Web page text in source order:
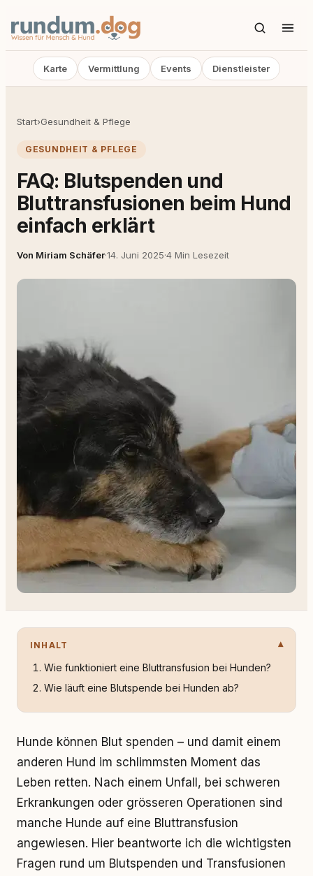
Karte Vermittlung Events Dienstleister
Start›Gesundheit & Pflege
GESUNDHEIT & PFLEGE
FAQ: Blutspenden und
Bluttransfusionen beim Hund
einfach erklärt
Von Miriam Schäfer·14. Juni 2025·4 Min Lesezeit
INHALT
Wie funktioniert eine Bluttransfusion bei Hunden?
Wie läuft eine Blutspende bei Hunden ab?
Hunde können Blut spenden – und damit einem
anderen Hund im schlimmsten Moment das
Leben retten. Nach einem Unfall, bei schweren
Erkrankungen oder grösseren Operationen sind
manche Hunde auf eine Bluttransfusion
angewiesen. Hier beantworte ich die wichtigsten
Fragen rund um Blutspenden und Transfusionen